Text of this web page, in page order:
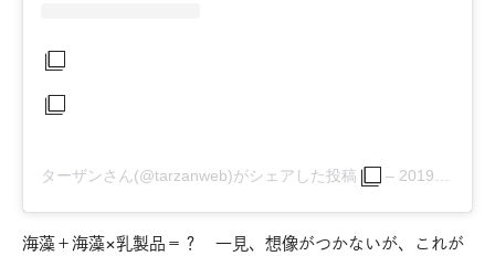
ターザンさん(@tarzanweb)がシェアした投稿 – 2019年 2月月16日午前4時00分PST
海藻＋海藻×乳製品＝？ 一見、想像がつかないが、これが